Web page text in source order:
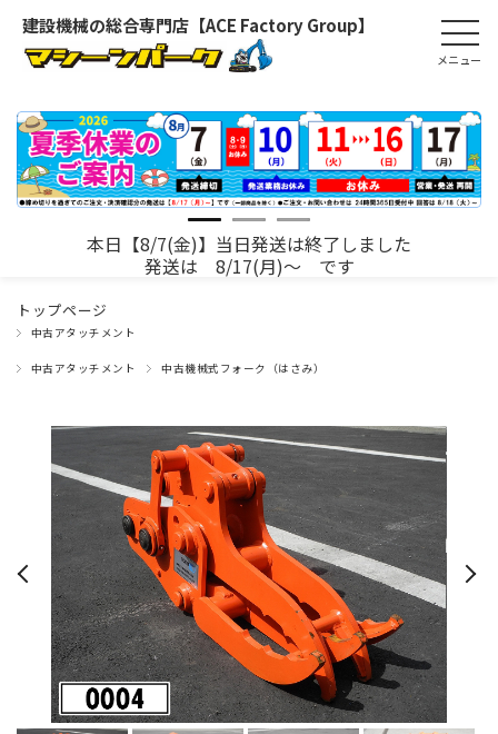
建設機械の総合専門店【ACE Factory Group】
本日【8/7(金)】当日発送は終了しました
発送は 8/17(月)～ です
トップページ
中古アタッチメント
中古アタッチメント 中古機械式フォーク（はさみ）